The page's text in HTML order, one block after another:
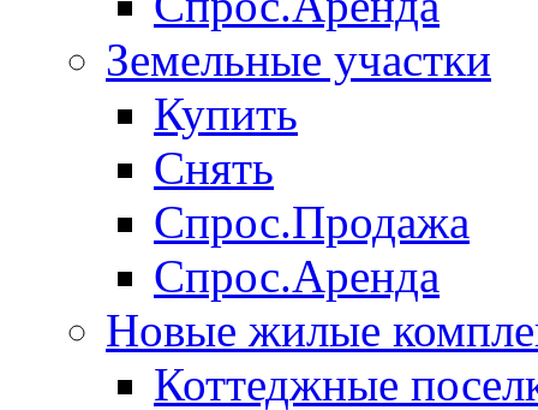
Земельные участки
Купить
Снять
Спрос.Продажа
Спрос.Аренда
Новые жилые
Коттеджные